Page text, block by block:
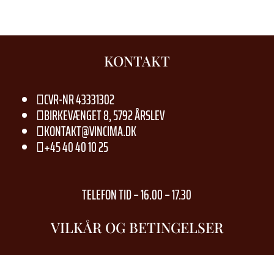
KONTAKT
CVR-NR 43331302
BIRKEVÆNGET 8, 5792 ÅRSLEV
KONTAKT@VINCIMA.DK
+45 40 40 10 25
TELEFON TID – 16.00 – 17.30
VILKÅR OG BETINGELSER